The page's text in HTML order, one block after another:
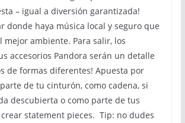
– igual a diversión garantizada!
donde haya música local y seguro que
mejor ambiente. Para salir, los
accesorios Pandora serán un detalle
de formas diferentes! Apuesta por
de tu cinturón, como cadena, si
descubierta o como parte de tus
statement pieces. Tip: no dudes